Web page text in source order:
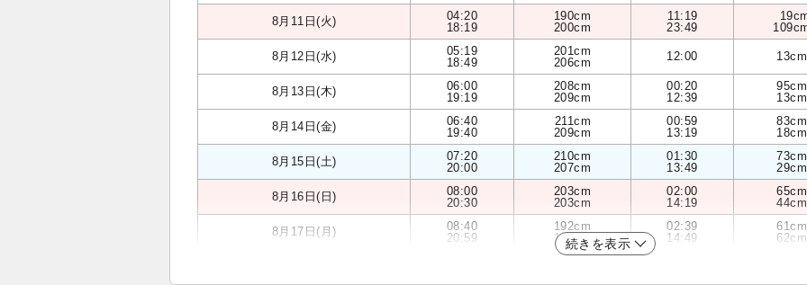
8月11日(火)
04:20
18:19
190cm
200cm
11:19
23:49
8月12日(水)
05:19
18:49
201cm
206cm
12:00 13cm
8月13日(木)
06:00
19:19
208cm
209cm
00:20
12:39
95cm
13cm
8月14日(金)
06:40
19:40
211cm
209cm
00:59
13:19
83cm
18cm
8月15日(土)
07:20
20:00
210cm
207cm
01:30
13:49
73cm
29cm
8月16日(日)
08:00
20:30
203cm
203cm
02:00
14:19
65cm
44cm
8月17日(月)
08:40
20:59
192cm
198cm
02:39
14:49
61cm
62cm
続きを表示